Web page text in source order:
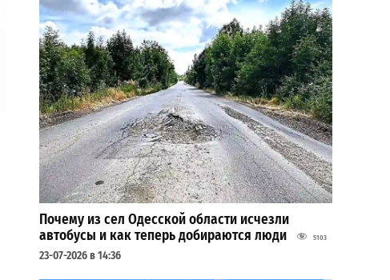
Почему из сел Одесской области исчезли
автобусы и как теперь добираются люди
5103
23-07-2026 в 14:36